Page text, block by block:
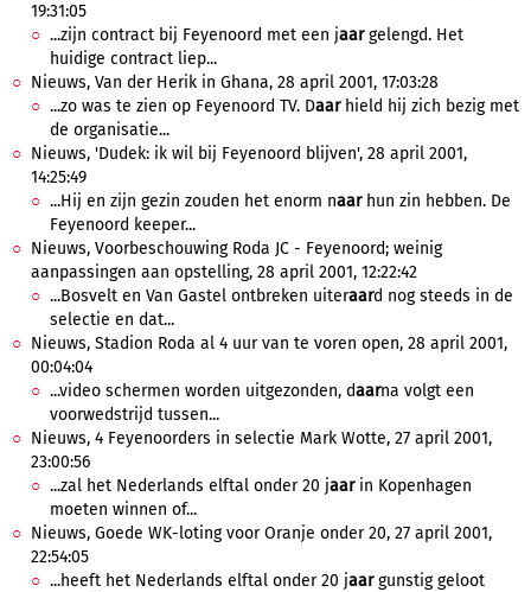
19:31:05
...zijn contract bij Feyenoord met een jaargelengd. Het
huidige contract liep...
Nieuws, Van der Herik in Ghana, 28 april 2001, 17:03:28
...zo was te zien op Feyenoord TV. Daarhield hij zich bezig met
de organisatie...
Nieuws, 'Dudek: ik wil bij Feyenoord blijven', 28 april 2001,
14:25:49
...Hij en zijn gezin zouden het enorm naarhun zin hebben. De
Feyenoord keeper...
Nieuws, Voorbeschouwing Roda JC - Feyenoord; weinig
aanpassingen aan opstelling, 28 april 2001, 12:22:42
...Bosvelt en Van Gastel ontbreken uiteraard nog steeds in de
selectie en dat...
Nieuws, Stadion Roda al 4 uur van te voren open, 28 april 2001,
00:04:04
...video schermen worden uitgezonden, daarna volgt een
voorwedstrijd tussen...
Nieuws, 4 Feyenoorders in selectie Mark Wotte, 27 april 2001,
23:00:56
...zal het Nederlands elftal onder 20 jaarin Kopenhagen
moeten winnen of...
Nieuws, Goede WK-loting voor Oranje onder 20, 27 april 2001,
22:54:05
...heeft het Nederlands elftal onder 20 jaargunstig geloot